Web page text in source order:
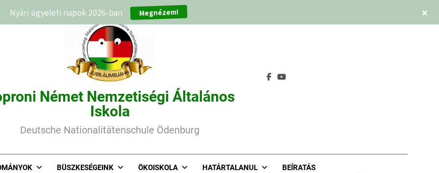
Német Nemzetiségi Általános
Iskola
Deutsche Nationalitätenschule Ödenburg
BÜSZKESÉGEINK ÖKOISKOLA HATÁRTALANUL BEÍRATÁS
Nyári ügyeleti napok 2026-ban Megnézem! ×